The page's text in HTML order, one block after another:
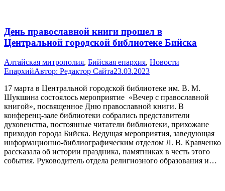
День православной книги прошел в
Центральной городской библиотеке Бийска
Алтайская митрополия, Бийская епархия, Новости
ЕпархийАвтор: Редактор Сайта23.03.2023
17 марта в Центральной городской библиотеке им. В. М.
Шукшина состоялось мероприятие «Вечер с православной
книгой», посвященное Дню православной книги. В
конференц-зале библиотеки собрались представители
духовенства, постоянные читатели библиотеки, прихожане
приходов города Бийска. Ведущая мероприятия, заведующая
информационно-библиографическим отделом Л. В. Кравченко
рассказала об истории праздника, памятниках в честь этого
события. Руководитель отдела религиозного образования и…